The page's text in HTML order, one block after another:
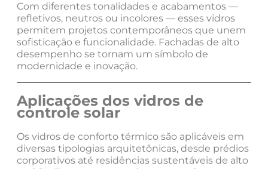
Com diferentes tonalidades e acabamentos —
refletivos, neutros ou incolores — esses vidros
permitem projetos contemporâneos que unem
sofisticação e funcionalidade. Fachadas de alto
desempenho se tornam um símbolo de
modernidade e inovação.
Aplicações dos vidros de
controle solar
Os vidros de conforto térmico são aplicáveis em
diversas tipologias arquitetônicas, desde prédios
corporativos até residências sustentáveis de alto